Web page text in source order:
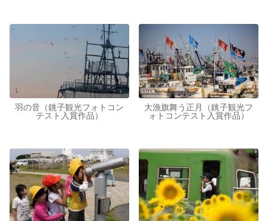
羽の音（銚子観光フォトコン
テスト入賞作品）
大漁旗舞う正月（銚子観光フ
ォトコンテスト入賞作品）